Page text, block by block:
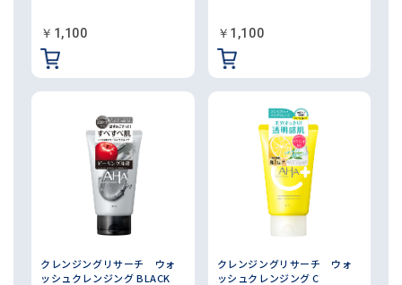
￥1,100 ￥1,100
クレンジングリサーチ ウォ
ッシュクレンジング BLACK
クレンジングリサーチ ウォ
ッシュクレンジング C